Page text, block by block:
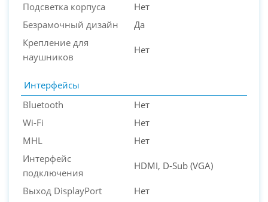
Подсветка корпуса
Нет
Безрамочный дизайн
Да
Крепление для
наушников
Нет
Интерфейсы
Bluetooth
Нет
Wi-Fi
Нет
MHL
Нет
Интерфейс
подключения
HDMI, D-Sub (VGA)
Выход DisplayPort
Нет